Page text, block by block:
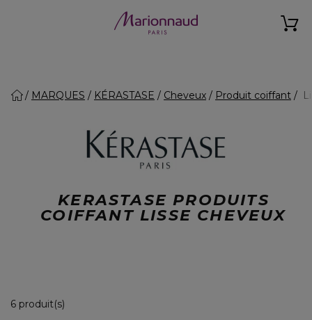
MARQUES KÉRASTASE Cheveux Produit coiffant
KERASTASE PRODUITS
COIFFANT LISSE CHEVEUX
6 produit(s)